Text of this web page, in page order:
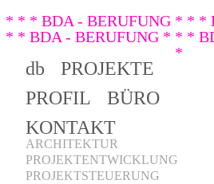
* * * BDA - BERUFUNG * * *
* * BDA - BERUFUNG * * *
*
db
PROJEKTE
PROFIL
BÜRO
KONTAKT
ARCHITEKTUR
PROJEKTENTWICKLUNG
PROJEKTSTEUERUNG